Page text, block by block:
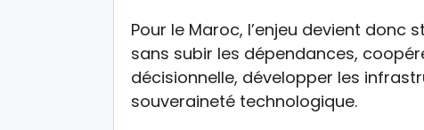
Pour le Maroc, l’enjeu devient
sans subir les dépendances,
décisionnelle, développer les
souveraineté technologique.